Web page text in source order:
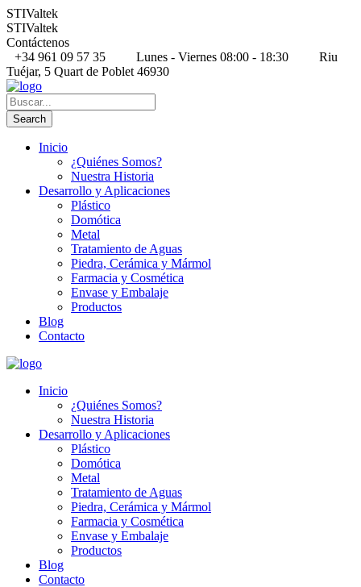
STIValtek
STIValtek
Contáctenos
+34 961 09 57 35
Lunes - Viernes 08:00 - 18:30
Riu
Tuéjar, 5 Quart de Poblet 46930
Inicio
¿Quiénes Somos?
Nuestra Historia
Desarrollo y Aplicaciones
Plástico
Domótica
Metal
Tratamiento de Aguas
Piedra, Cerámica y Mármol
Farmacia y Cosmética
Envase y Embalaje
Productos
Blog
Contacto
Inicio
¿Quiénes Somos?
Nuestra Historia
Desarrollo y Aplicaciones
Plástico
Domótica
Metal
Tratamiento de Aguas
Piedra, Cerámica y Mármol
Farmacia y Cosmética
Envase y Embalaje
Productos
Blog
Contacto